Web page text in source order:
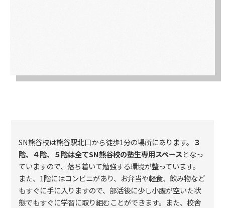
SN熊谷校は熊谷駅北口から徒歩1分の場所にあります。 ３
階、４階、５階は全てSN熊谷校の塾生専用スペースとなっ
ていますので、落ち着いて勉強する環境が整っています。
また、1階にはコンビニがあり、お弁当や軽食、飲み物など
もすぐに手に入りますので、部活後に少し小腹が空いた状
態でもすぐに学習に取り組むことができます。また、校舎